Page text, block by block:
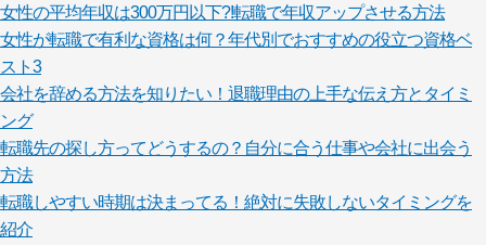
女性の平均年収は300万円以下?!転職で年収アップさせる方法
女性が転職で有利な資格は何？年代別でおすすめの役立つ資格ベ
スト3
会社を辞める方法を知りたい！退職理由の上手な伝え方とタイミ
ング
転職先の探し方ってどうするの？自分に合う仕事や会社に出会う
方法
転職しやすい時期は決まってる！絶対に失敗しないタイミングを
紹介